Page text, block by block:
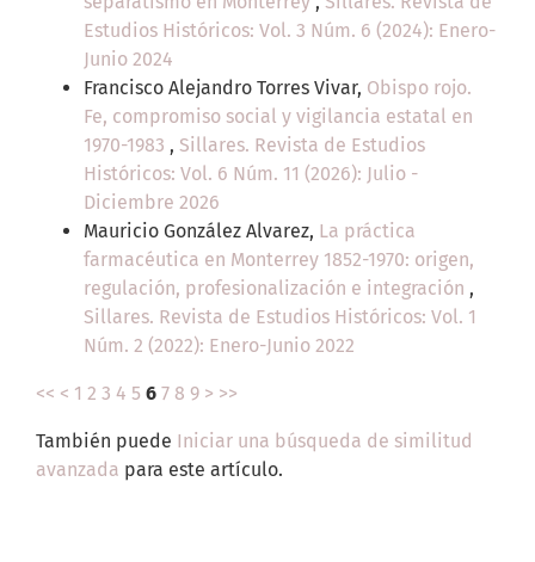
Estudios Históricos: Vol. 3 Núm. 6 (2024): Enero-
Junio 2024
Francisco Alejandro Torres Vivar, Obispo rojo.
Fe, compromiso social y vigilancia estatal en
1970-1983 , Sillares. Revista de Estudios
Históricos: Vol. 6 Núm. 11 (2026): Julio -
Diciembre 2026
Mauricio González Alvarez, La práctica
farmacéutica en Monterrey 1852-1970: origen,
regulación, profesionalización e integración ,
Sillares. Revista de Estudios Históricos: Vol. 1
Núm. 2 (2022): Enero-Junio 2022
<< < 1 2 3 4 5 6 7 8 9 > >>
También puede Iniciar una búsqueda de similitud
avanzada para este artículo.